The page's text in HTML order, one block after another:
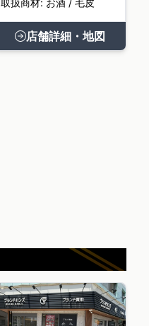
取扱商材: お酒 / 毛皮
店舗詳細・地図